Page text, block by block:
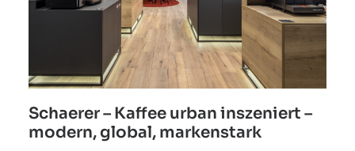
Schaerer – Kaffee urban inszeniert –
modern, global, markenstark